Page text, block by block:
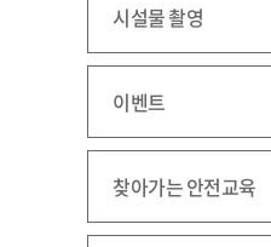
시설물 촬영
이벤트
찾아가는 안전교육